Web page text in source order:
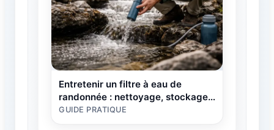
Entretenir un filtre à eau de
randonnée : nettoyage, stockage
et débit réduit
GUIDE PRATIQUE